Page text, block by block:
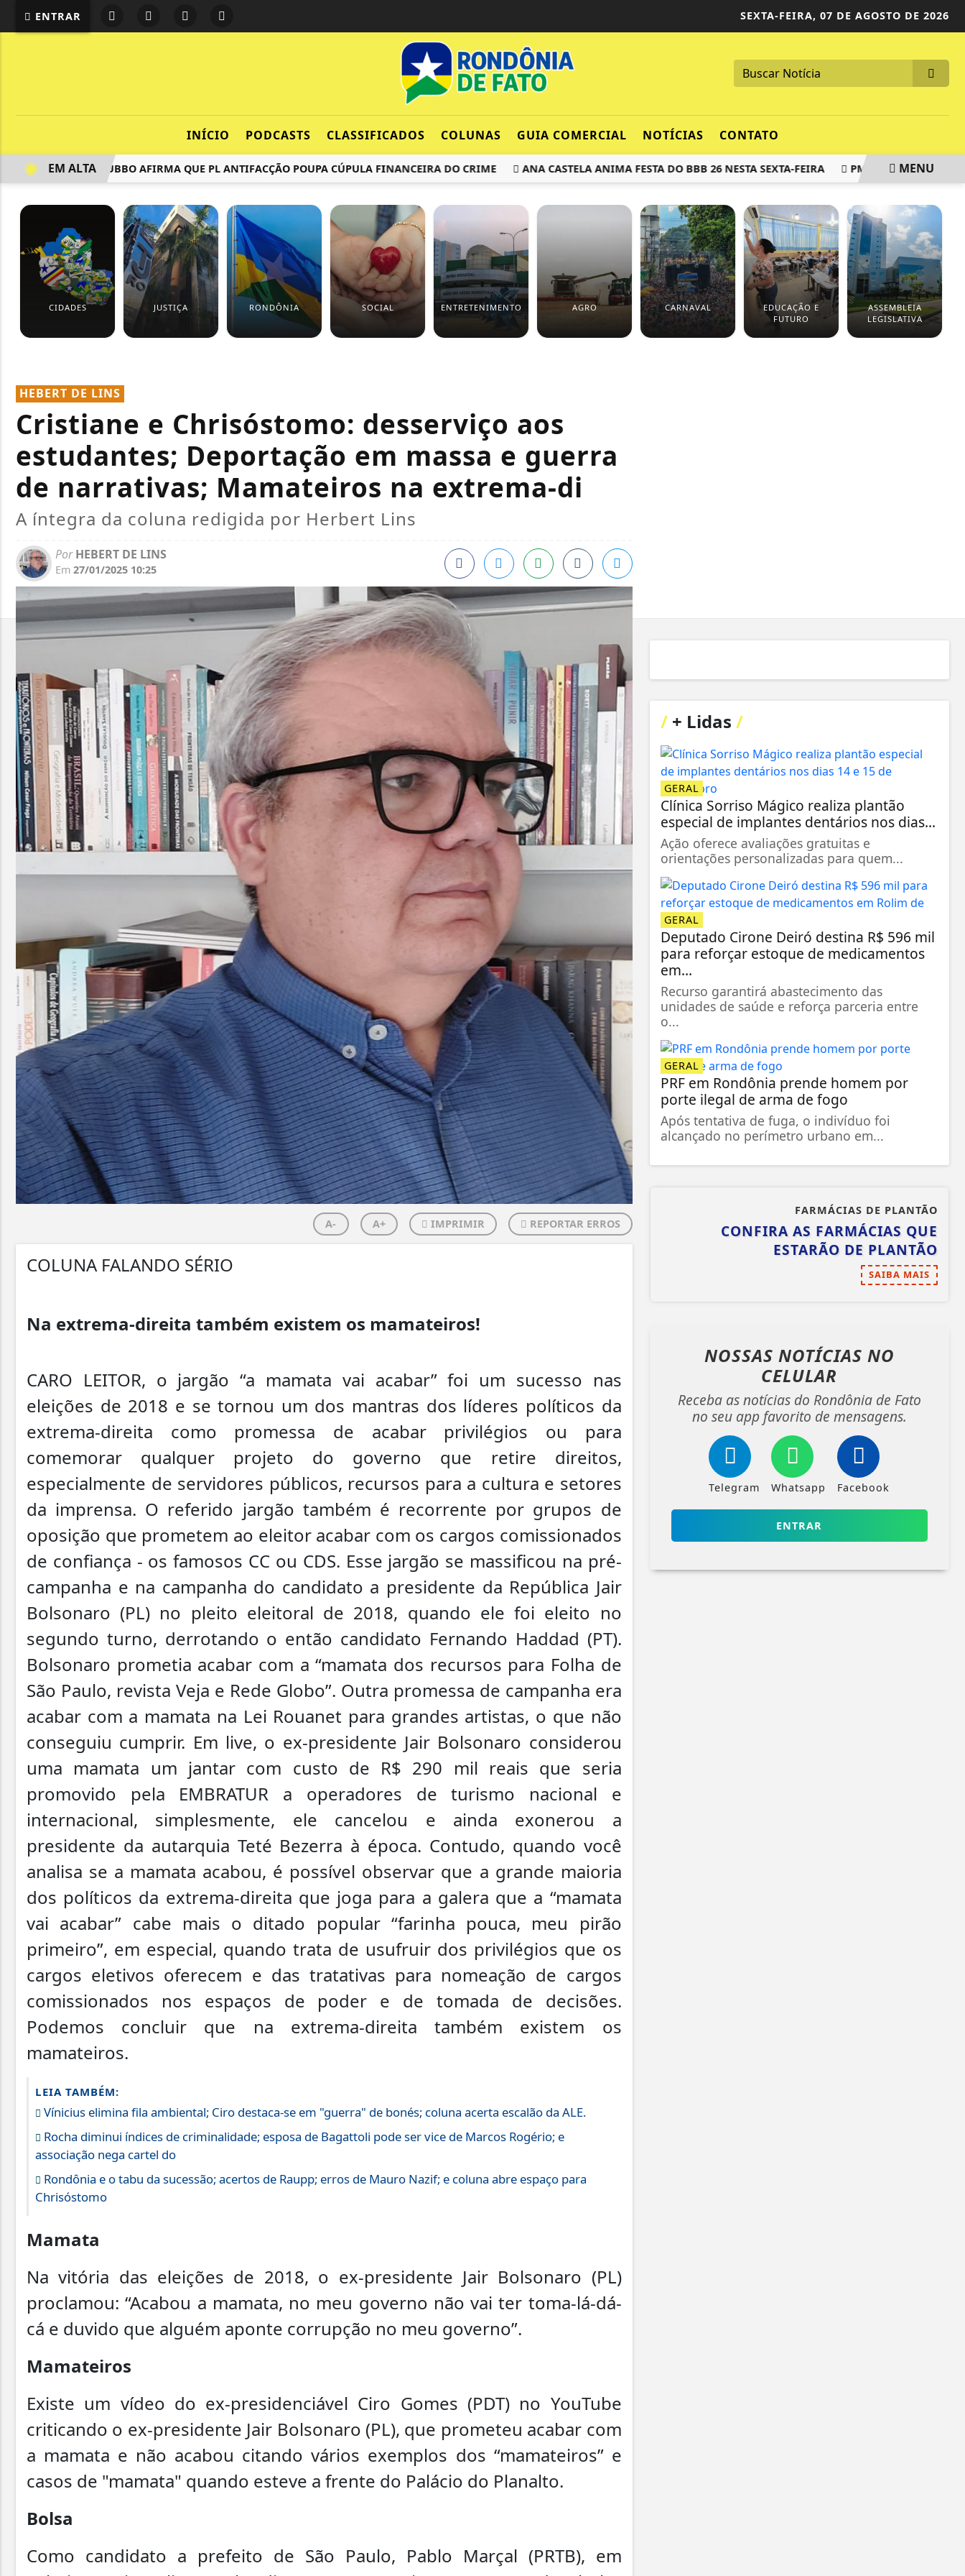
ENTRAR SEXTA-FEIRA, 07 DE AGOSTO DE 2026
INÍCIO PODCASTS CLASSIFICADOS COLUNAS GUIA COMERCIAL NOTÍCIAS CONTATO
MARIO SARRUBBO AFIRMA QUE PL ANTIFACÇÃO POUPA CÚPULA FINANCEIRA DO CRIME ANA CASTELA ANIMA FESTA DO BBB 26 NESTA SEXTA-FEIRA PM RECUPERA MOTO
EM ALTA MENU
CIDADES JUSTIÇA RONDÔNIA SOCIAL ENTRETENIMENTO AGRO CARNAVAL
EDUCAÇÃO E
FUTURO
ASSEMBLEIA
LEGISLATIVA
HEBERT DE LINS
Cristiane e Chrisóstomo: desserviço aos
estudantes; Deportação em massa e guerra
de narrativas; Mamateiros na extrema-di
A íntegra da coluna redigida por Herbert Lins
PorHEBERT DE LINS
Em 27/01/2025 10:25
A- A+ IMPRIMIR REPORTAR ERROS
COLUNA FALANDO SÉRIO
Na extrema-direita também existem os mamateiros!
CARO LEITOR, o jargão “a mamata vai acabar” foi um sucesso nas
eleições de 2018 e se tornou um dos mantras dos líderes políticos da
extrema-direita como promessa de acabar privilégios ou para
comemorar qualquer projeto do governo que retire direitos,
especialmente de servidores públicos, recursos para a cultura e setores
da imprensa. O referido jargão também é recorrente por grupos de
oposição que prometem ao eleitor acabar com os cargos comissionados
de confiança - os famosos CC ou CDS. Esse jargão se massificou na pré-
campanha e na campanha do candidato a presidente da República Jair
Bolsonaro (PL) no pleito eleitoral de 2018, quando ele foi eleito no
segundo turno, derrotando o então candidato Fernando Haddad (PT).
Bolsonaro prometia acabar com a “mamata dos recursos para Folha de
São Paulo, revista Veja e Rede Globo”. Outra promessa de campanha era
acabar com a mamata na Lei Rouanet para grandes artistas, o que não
conseguiu cumprir. Em live, o ex-presidente Jair Bolsonaro considerou
uma mamata um jantar com custo de R$ 290 mil reais que seria
promovido pela EMBRATUR a operadores de turismo nacional e
internacional, simplesmente, ele cancelou e ainda exonerou a
presidente da autarquia Teté Bezerra à época. Contudo, quando você
analisa se a mamata acabou, é possível observar que a grande maioria
dos políticos da extrema-direita que joga para a galera que a “mamata
vai acabar” cabe mais o ditado popular “farinha pouca, meu pirão
primeiro”, em especial, quando trata de usufruir dos privilégios que os
cargos eletivos oferecem e das tratativas para nomeação de cargos
comissionados nos espaços de poder e de tomada de decisões.
Podemos concluir que na extrema-direita também existem os
mamateiros.
LEIA TAMBÉM:
Vínicius elimina fila ambiental; Ciro destaca-se em "guerra" de bonés; coluna acerta escalão da ALE.
Rocha diminui índices de criminalidade; esposa de Bagattoli pode ser vice de Marcos Rogério; e
associação nega cartel do
Rondônia e o tabu da sucessão; acertos de Raupp; erros de Mauro Nazif; e coluna abre espaço para
Chrisóstomo
Mamata
Na vitória das eleições de 2018, o ex-presidente Jair Bolsonaro (PL)
proclamou: “Acabou a mamata, no meu governo não vai ter toma-lá-dá-
cá e duvido que alguém aponte corrupção no meu governo”.
Mamateiros
Existe um vídeo do ex-presidenciável Ciro Gomes (PDT) no YouTube
criticando o ex-presidente Jair Bolsonaro (PL), que prometeu acabar com
a mamata e não acabou citando vários exemplos dos “mamateiros” e
casos de "mamata" quando esteve a frente do Palácio do Planalto.
Bolsa
Como candidato a prefeito de São Paulo, Pablo Marçal (PRTB), em
/+ Lidas /
GERAL
Clínica Sorriso Mágico realiza plantão
especial de implantes dentários nos dias...
Ação oferece avaliações gratuitas e
orientações personalizadas para quem...
GERAL
Deputado Cirone Deiró destina R$ 596 mil
para reforçar estoque de medicamentos
em...
Recurso garantirá abastecimento das
unidades de saúde e reforça parceria entre
o...
GERAL
PRF em Rondônia prende homem por
porte ilegal de arma de fogo
Após tentativa de fuga, o indivíduo foi
alcançado no perímetro urbano em...
FARMÁCIAS DE PLANTÃO
CONFIRA AS FARMÁCIAS QUE
ESTARÃO DE PLANTÃO
SAIBA MAIS
NOSSAS NOTÍCIAS NO
CELULAR
Receba as notícias do Rondônia de Fato
no seu app favorito de mensagens.
Telegram Whatsapp Facebook
ENTRAR